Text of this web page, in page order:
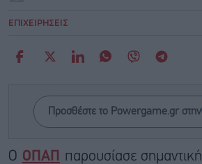
ΕΠΙΧΕΙΡΗΣΕΙΣ
Προσθέστε το Powergame.gr στην
O ΟΠΑΠ παρουσίασε σημαντική